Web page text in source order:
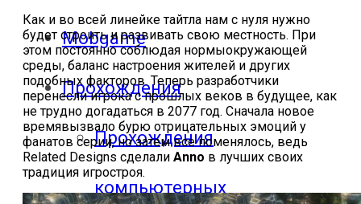
Mobgame
Прохождения
Прохождения
компьютерных
Как и во всей линейке тайтла нам с нуля нужно
будет строить и развивать свою местность. При
этом постоянно соблюдая нормыокружающей
среды, баланс настроения жителей и других
подобных факторов. Теперь разработчики
перенесли игрока с прошлых веков в будущее, как
не трудно догадаться в 2077 год. Сначала новое
времявызвало бурю отрицательных эмоций у
фанатов серии, но затем все поменялось, ведь
Related Designs сделали Аnno в лучших своих
традиция игростроя.